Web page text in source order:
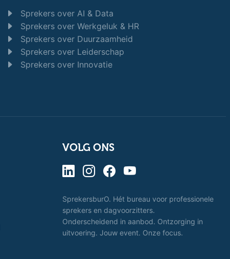
Sprekers over AI & Data
Sprekers over Werkgeluk & HR
Sprekers over Duurzaamheid
Sprekers over Leiderschap
Sprekers over Innovatie
VOLG ONS
SprekersburO. Hét bureau voor professionele
sprekers en dagvoorzitters.
Onderscheidend in aanbod. Ontzorging in
uitvoering. Jouw event. Onze focus.